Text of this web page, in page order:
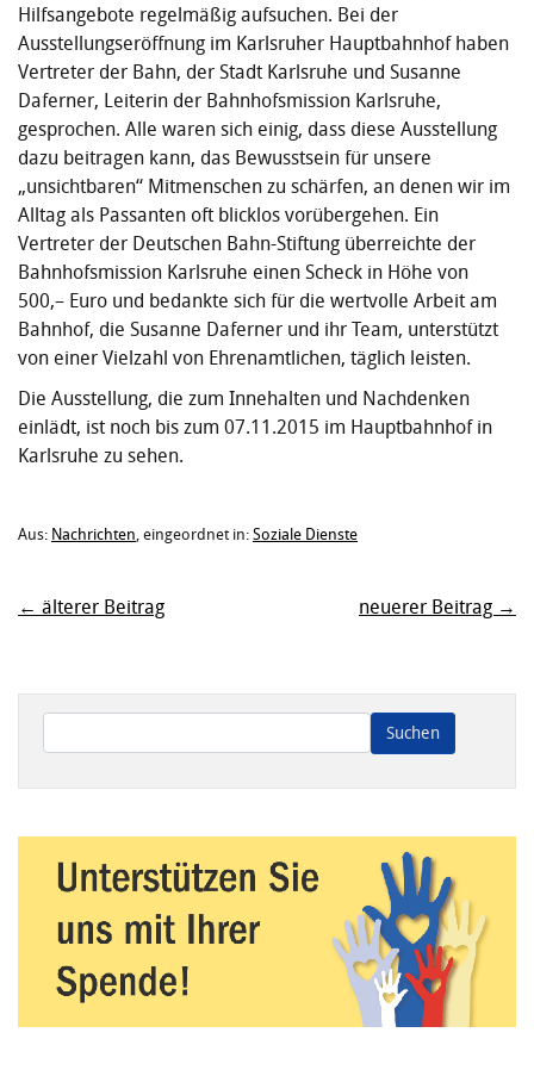
Hilfsangebote regelmäßig aufsuchen. Bei der
Ausstellungseröffnung im Karlsruher Hauptbahnhof haben
Vertreter der Bahn, der Stadt Karlsruhe und Susanne
Daferner, Leiterin der Bahnhofsmission Karlsruhe,
gesprochen. Alle waren sich einig, dass diese Ausstellung
dazu beitragen kann, das Bewusstsein für unsere
„unsichtbaren“ Mitmenschen zu schärfen, an denen wir im
Alltag als Passanten oft blicklos vorübergehen. Ein
Vertreter der Deutschen Bahn-Stiftung überreichte der
Bahnhofsmission Karlsruhe einen Scheck in Höhe von
500,– Euro und bedankte sich für die wertvolle Arbeit am
Bahnhof, die Susanne Daferner und ihr Team, unterstützt
von einer Vielzahl von Ehrenamtlichen, täglich leisten.
Die Ausstellung, die zum Innehalten und Nachdenken
einlädt, ist noch bis zum 07.11.2015 im Hauptbahnhof in
Karlsruhe zu sehen.
Aus: Nachrichten , eingeordnet in: Soziale Dienste
neuerer Beitrag →
← älterer Beitrag
Wenn die Ergebnisse der automatischen Vervollständigung